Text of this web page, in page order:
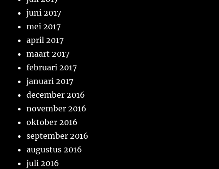
juni 2017
mei 2017
april 2017
maart 2017
februari 2017
januari 2017
december 2016
november 2016
oktober 2016
september 2016
augustus 2016
juli 2016